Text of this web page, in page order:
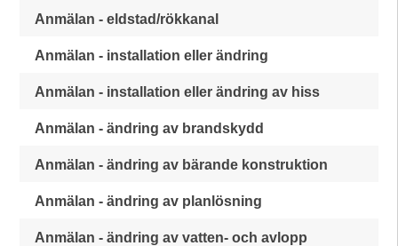
Anmälan - eldstad/rökkanal
Anmälan - installation eller ändring
Anmälan - installation eller ändring av hiss
Anmälan - ändring av brandskydd
Anmälan - ändring av bärande konstruktion
Anmälan - ändring av planlösning
Anmälan - ändring av vatten- och avlopp